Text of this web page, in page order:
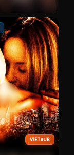
VIETSUB